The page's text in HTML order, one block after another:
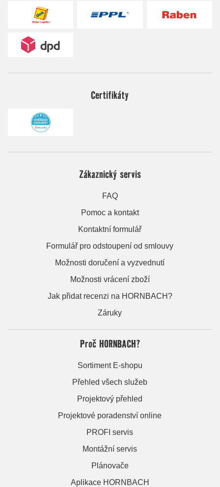
Certifikáty
Zákaznický servis
FAQ
Pomoc a kontakt
Kontaktní formulář
Formulář pro odstoupení od smlouvy
Možnosti doručení a vyzvednutí
Možnosti vrácení zboží
Jak přidat recenzi na HORNBACH?
Záruky
Proč HORNBACH?
Sortiment E-shopu
Přehled všech služeb
Projektový přehled
Projektové poradenství online
PROFI servis
Montážní servis
Plánovače
Aplikace HORNBACH